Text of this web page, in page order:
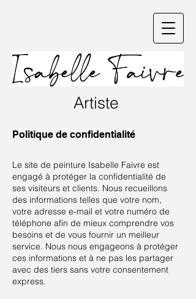
Artiste
Politique de confidentialité
Le site de peinture Isabelle Faivre est
engagé à protéger la confidentialité de
ses visiteurs et clients. Nous recueillons
des informations telles que votre nom,
votre adresse e-mail et votre numéro de
téléphone afin de mieux comprendre vos
besoins et de vous fournir un meilleur
service. Nous nous engageons à protéger
ces informations et à ne pas les partager
avec des tiers sans votre consentement
express.